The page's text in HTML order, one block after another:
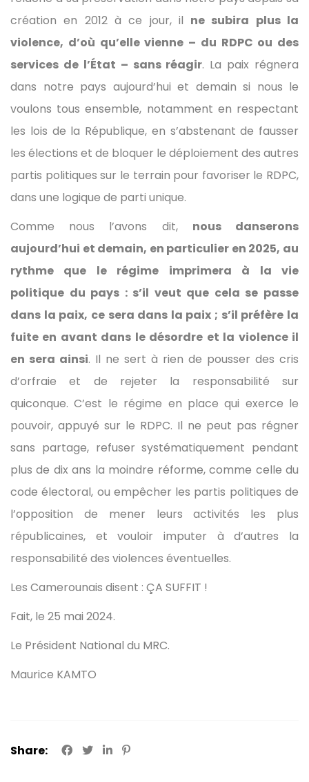
création en 2012 à ce jour, il ne subira plus la
violence, d’où qu’elle vienne – du RDPC ou des
services de l’État – sans réagir. La paix régnera
dans notre pays aujourd’hui et demain si nous le
voulons tous ensemble, notamment en respectant
les lois de la République, en s’abstenant de fausser
les élections et de bloquer le déploiement des autres
partis politiques sur le terrain pour favoriser le RDPC,
dans une logique de parti unique.
Comme nous l’avons dit, nous danserons
aujourd’hui et demain, en particulier en 2025, au
rythme que le régime imprimera à la vie
politique du pays : s’il veut que cela se passe
dans la paix, ce sera dans la paix ; s’il préfère la
fuite en avant dans le désordre et la violence il
en sera ainsi. Il ne sert à rien de pousser des cris
d’orfraie et de rejeter la responsabilité sur
quiconque. C’est le régime en place qui exerce le
pouvoir, appuyé sur le RDPC. Il ne peut pas régner
sans partage, refuser systématiquement pendant
plus de dix ans la moindre réforme, comme celle du
code électoral, ou empêcher les partis politiques de
l’opposition de mener leurs activités les plus
républicaines, et vouloir imputer à d’autres la
responsabilité des violences éventuelles.
Les Camerounais disent : ÇA SUFFIT !
Fait, le 25 mai 2024.
Le Président National du MRC.
Maurice KAMTO
Share: